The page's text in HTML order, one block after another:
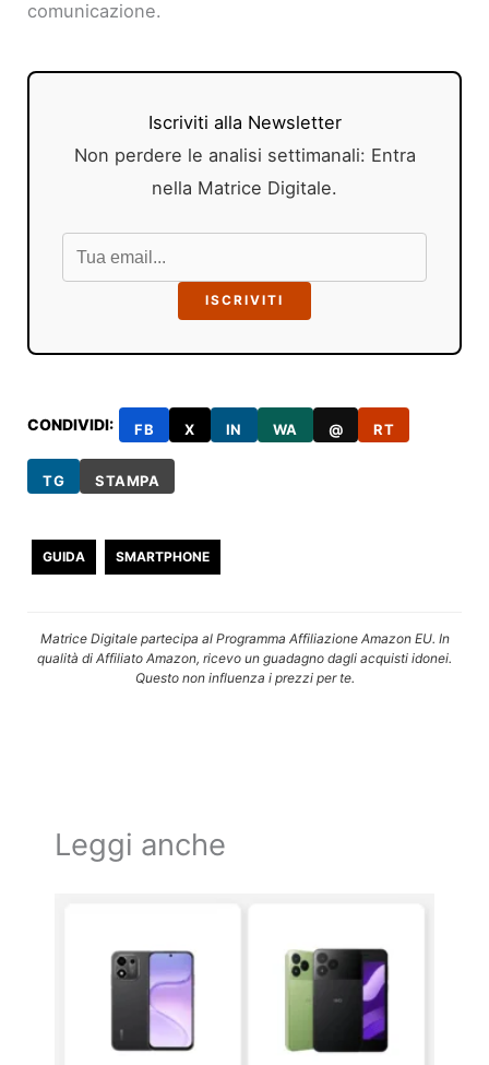
comunicazione.
Iscriviti alla Newsletter
Non perdere le analisi settimanali: Entra
nella Matrice Digitale.
ISCRIVITI
CONDIVIDI: FB X IN WA @ RT
TG STAMPA
GUIDA SMARTPHONE
Matrice Digitale partecipa al Programma Affiliazione Amazon EU. In
qualità di Affiliato Amazon, ricevo un guadagno dagli acquisti idonei.
Questo non influenza i prezzi per te.
Leggi anche